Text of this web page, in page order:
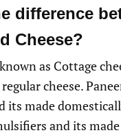
difference
Cheese?
as Cottage
cheese.
its made
and its